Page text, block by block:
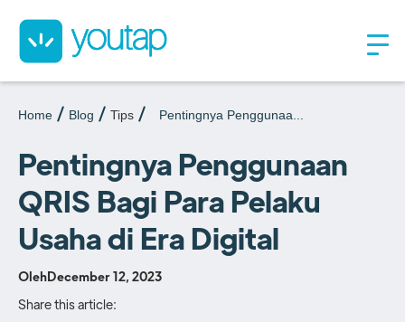
Home Blog Tips Pentingnya Penggunaa...
Pentingnya Penggunaan
QRIS Bagi Para Pelaku
Usaha di Era Digital
OlehDecember 12, 2023
Share this article: